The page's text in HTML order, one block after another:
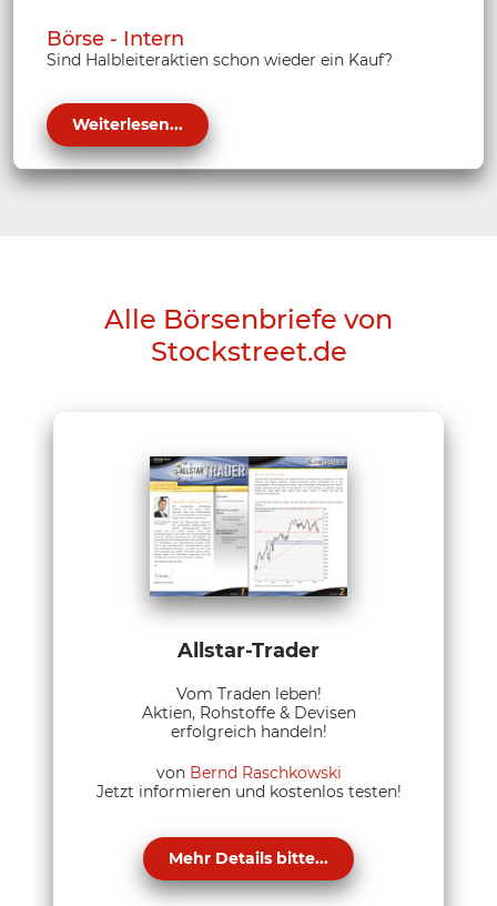
Börse - Intern
Sind Halbleiteraktien schon wieder ein Kauf?
Weiterlesen...
Alle Börsenbriefe von
Stockstreet.de
Allstar-Trader
Vom Traden leben!
Aktien, Rohstoffe & Devisen
erfolgreich handeln!
von Bernd Raschkowski
Jetzt informieren und kostenlos testen!
Mehr Details bitte...